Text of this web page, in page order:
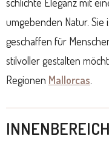
umgebenden Natur. Sie
geschaffen für
stilvoller gestalten
Regionen Mallorcas.